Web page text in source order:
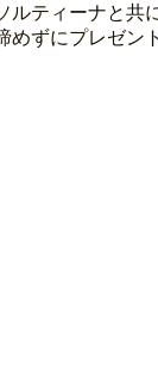
ルティーナと
ずにプレゼン